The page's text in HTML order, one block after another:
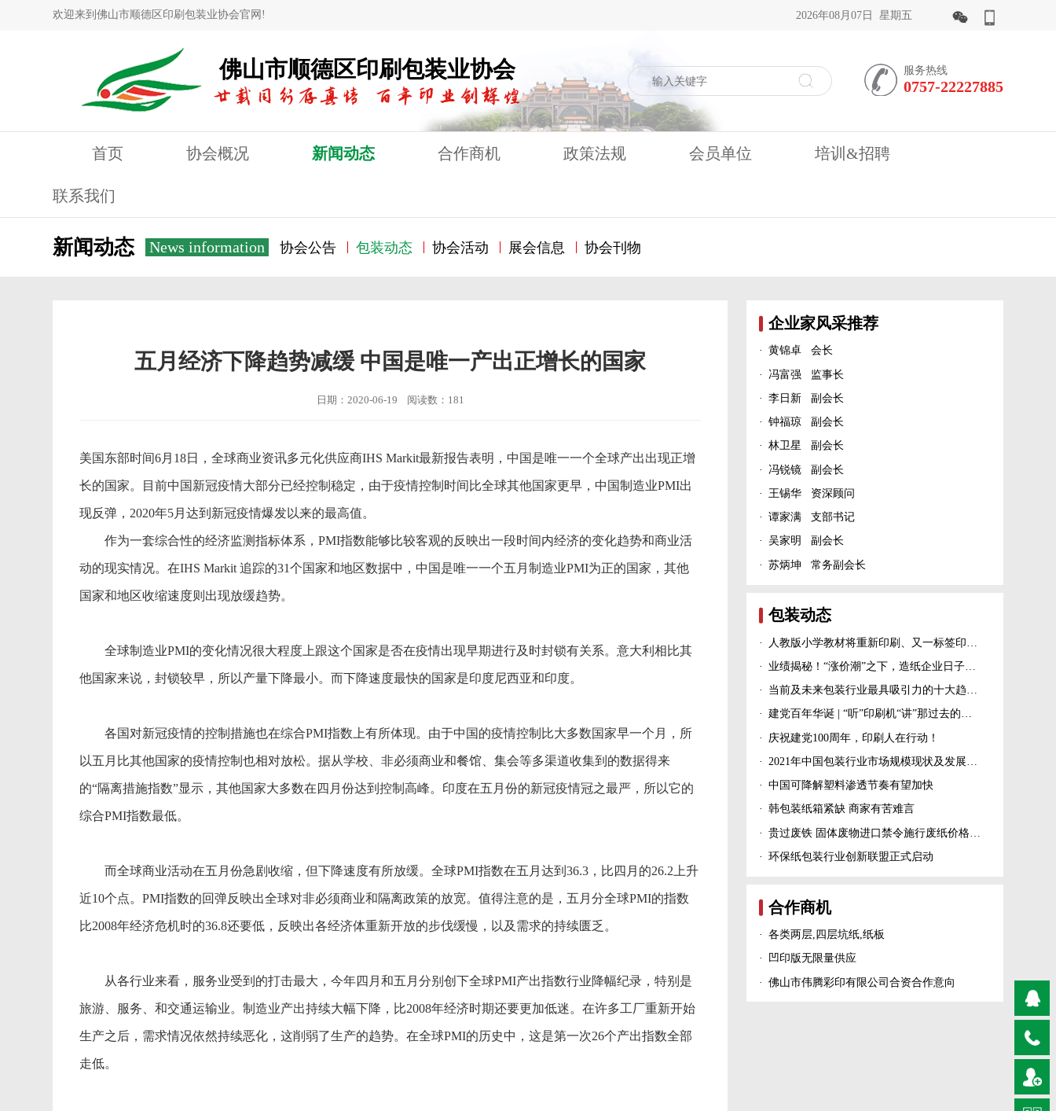
欢迎来到佛山市顺德区印刷包装业协会官网! 2026年08月07日 星期五
佛山市顺德区印刷包装业协会 服务热线
0757-22227885
首页 协会概况 新闻动态 合作商机 政策法规 会员单位 培训&招聘
联系我们
新闻动态 News information 协会公告 包装动态 协会活动 展会信息 协会刊物
五月经济下降趋势减缓 中国是唯一产出正增长的国家
日期：2020-06-19 阅读数：181
美国东部时间6月18日，全球商业资讯多元化供应商IHS Markit最新报告表明，中国是唯一一个全球产出出现正增
长的国家。目前中国新冠疫情大部分已经控制稳定，由于疫情控制时间比全球其他国家更早，中国制造业PMI出
现反弹，2020年5月达到新冠疫情爆发以来的最高值。
作为一套综合性的经济监测指标体系，PMI指数能够比较客观的反映出一段时间内经济的变化趋势和商业活
动的现实情况。在IHS Markit 追踪的31个国家和地区数据中，中国是唯一一个五月制造业PMI为正的国家，其他
国家和地区收缩速度则出现放缓趋势。
全球制造业PMI的变化情况很大程度上跟这个国家是否在疫情出现早期进行及时封锁有关系。意大利相比其
他国家来说，封锁较早，所以产量下降最小。而下降速度最快的国家是印度尼西亚和印度。
各国对新冠疫情的控制措施也在综合PMI指数上有所体现。由于中国的疫情控制比大多数国家早一个月，所
以五月比其他国家的疫情控制也相对放松。据从学校、非必须商业和餐馆、集会等多渠道收集到的数据得来
的“隔离措施指数”显示，其他国家大多数在四月份达到控制高峰。印度在五月份的新冠疫情冠之最严，所以它的
综合PMI指数最低。
而全球商业活动在五月份急剧收缩，但下降速度有所放缓。全球PMI指数在五月达到36.3，比四月的26.2上升
近10个点。PMI指数的回弹反映出全球对非必须商业和隔离政策的放宽。值得注意的是，五月分全球PMI的指数
比2008年经济危机时的36.8还要低，反映出各经济体重新开放的步伐缓慢，以及需求的持续匮乏。
从各行业来看，服务业受到的打击最大，今年四月和五月分别创下全球PMI产出指数行业降幅纪录，特别是
旅游、服务、和交通运输业。制造业产出持续大幅下降，比2008年经济时期还要更加低迷。在许多工厂重新开始
生产之后，需求情况依然持续恶化，这削弱了生产的趋势。在全球PMI的历史中，这是第一次26个产出指数全部
走低。
企业家风采推荐
· 黄锦卓 会长
· 冯富强 监事长
· 李日新 副会长
· 钟福琼 副会长
· 林卫星 副会长
· 冯锐镜 副会长
· 王锡华 资深顾问
· 谭家满 支部书记
· 吴家明 副会长
· 苏炳坤 常务副会长
包装动态
·
·
· 当前及未来包装行业最具吸引力的十大趋势！
· 建党百年华诞 | “听”印刷机“讲”那过去的峥嵘岁月！
· 庆祝建党100周年，印刷人在行动！
·
· 中国可降解塑料渗透节奏有望加快
· 韩包装纸箱紧缺 商家有苦难言
·
· 环保纸包装行业创新联盟正式启动
合作商机
· 各类两层,四层坑纸,纸板
· 凹印版无限量供应
· 佛山市伟腾彩印有限公司合资合作意向